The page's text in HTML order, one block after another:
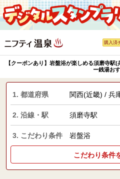
購入済
【クーポンあり】岩盤浴が楽しめる須磨寺
ー銭湯お
1. 都道府県 関西(近畿) / 兵
2. 沿線・駅 須磨寺駅
3. こだわり条件 岩盤浴
こだわり条件